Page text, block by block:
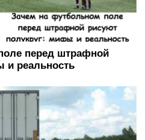
перед штрафной
и реальность